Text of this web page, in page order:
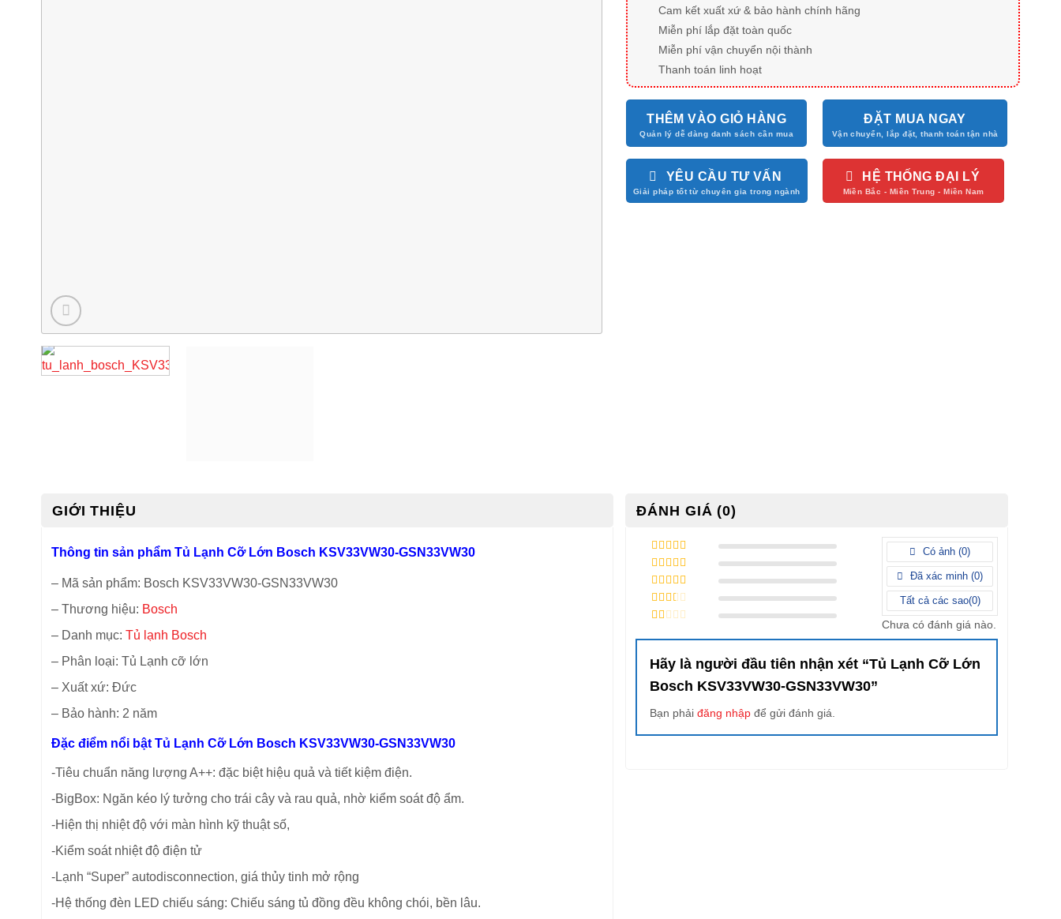
Cam kết xuất xứ & bảo hành chính hãng
Miễn phí lắp đặt toàn quốc
Miễn phí vận chuyển nội thành
Thanh toán linh hoạt
THÊM VÀO GIỎ HÀNG ĐẶT MUA NGAY
YÊU CẦU TƯ VẤN HỆ THỐNG ĐẠI LÝ
GIỚI THIỆU
Thông tin sản phẩm Tủ Lạnh Cỡ Lớn Bosch KSV33VW30-GSN33VW30
– Mã sản phẩm: Bosch KSV33VW30-GSN33VW30
– Thương hiệu: Bosch
– Danh mục: Tủ lạnh Bosch
– Phân loại: Tủ Lạnh cỡ lớn
– Xuất xứ: Đức
– Bảo hành: 2 năm
Đặc điểm nổi bật Tủ Lạnh Cỡ Lớn Bosch KSV33VW30-GSN33VW30
-Tiêu chuẩn năng lượng A++: đặc biệt hiệu quả và tiết kiệm điện.
-BigBox: Ngăn kéo lý tưởng cho trái cây và rau quả, nhờ kiểm soát độ ẩm.
-Hiện thị nhiệt độ với màn hình kỹ thuật số,
-Kiểm soát nhiệt độ điện tử
-Lạnh “Super” autodisconnection, giá thủy tinh mở rộng
-Hệ thống đèn LED chiếu sáng: Chiếu sáng tủ đồng đều không chói, bền lâu.
ĐÁNH GIÁ (0)
5 / 5 điểm
4 / 5 điểm
3 / 5
2 / 5
5
Có ảnh (0)
Đã xác minh (0)
Tất cả các sao(0)
Chưa có đánh giá nào.
Hãy là người đầu tiên nhận xét “Tủ Lạnh Cỡ Lớn
Bosch KSV33VW30-GSN33VW30”
Bạn phảiđăng nhập để gửi đánh giá.